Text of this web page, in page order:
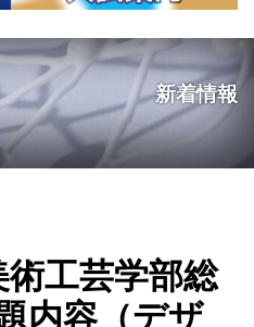
新着情報
工芸学部総
内容（デザ